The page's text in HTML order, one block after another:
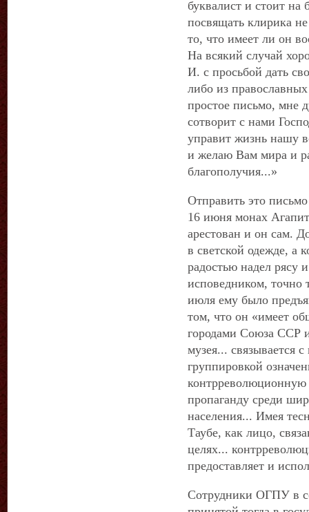
буквалист и стоит на
посвящать клирика
то, что имеет ли он
На всякий случай
И. с просьбой дать
либо из
простое письмо, мне
сотворит с нами
управит жизнь нашу
и желаю Вам мира и
благополучия...»
Отправить это
16 июня монах
арестован и он сам.
в светской одежде, а
радостью надел рясу
исповедником, точно
июля ему было
том, что он «имеет
городами Союза ССР
музея... связывается
группировкой
пропаганду среди
населения... Имея
Таубе, как лицо,
целях...
предоставляет и
Сотрудники ОГПУ в